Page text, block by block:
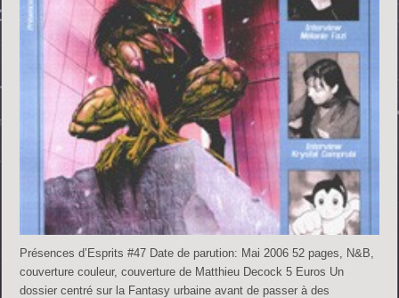
Présences d’Esprits #47 Date de parution: Mai 2006 52 pages, N&B,
couverture couleur, couverture de Matthieu Decock 5 Euros Un
dossier centré sur la Fantasy urbaine avant de passer à des